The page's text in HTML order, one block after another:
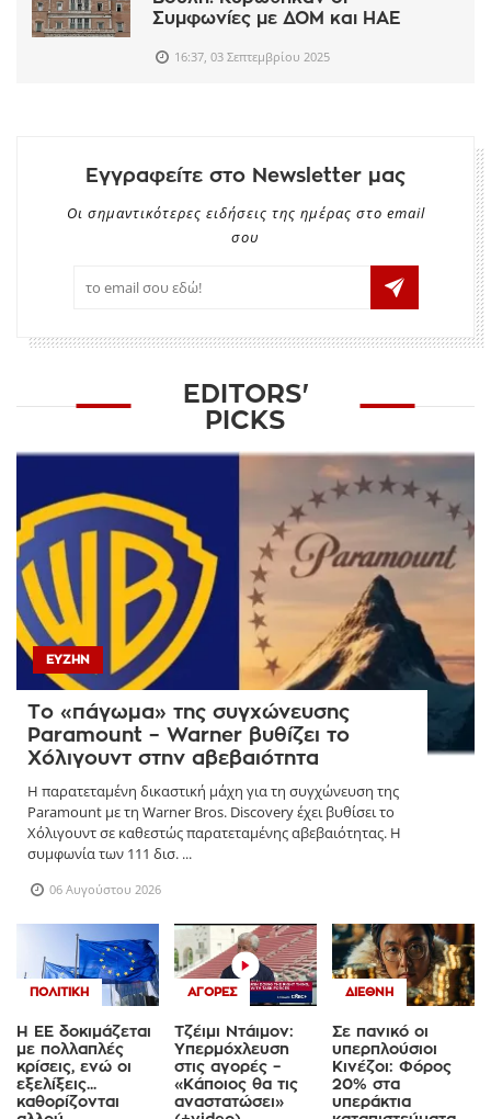
Συμφωνίες με ΔΟΜ και ΗΑΕ
16:37, 03 Σεπτεμβρίου 2025
Εγγραφείτε στο Newsletter μας
Οι σημαντικότερες ειδήσεις της ημέρας στο email
σου
EDITORS'
PICKS
ΕΥΖΗΝ
Το «πάγωμα» της συγχώνευσης
Paramount – Warner βυθίζει το
Χόλιγουντ στην αβεβαιότητα
Η παρατεταμένη δικαστική μάχη για τη συγχώνευση της
Paramount με τη Warner Bros. Discovery έχει βυθίσει το
Χόλιγουντ σε καθεστώς παρατεταμένης αβεβαιότητας. Η
συμφωνία των 111 δισ. ...
06 Αυγούστου 2026
ΠΟΛΙΤΙΚΉ
Η ΕΕ δοκιμάζεται
με πολλαπλές
κρίσεις, ενώ οι
εξελίξεις...
καθορίζονται
ΑΓΟΡΈΣ
Τζέιμι Ντάιμον:
Υπερμόχλευση
στις αγορές –
«Κάποιος θα τις
αναστατώσει»
ΔΙΕΘΝΉ
Σε πανικό οι
υπερπλούσιοι
Κινέζοι: Φόρος
20% στα
υπεράκτια